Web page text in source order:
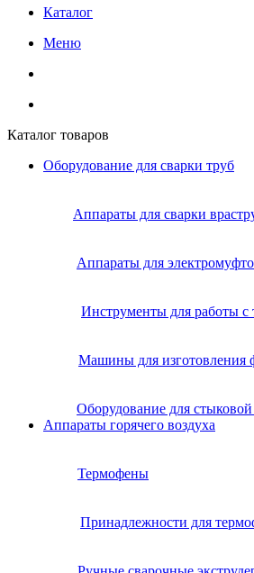
Каталог
Меню
Каталог товаров
Оборудование для сварки труб
Аппараты для сварки
Аппараты для
Инструменты для работы с
Машины для изготовления
Оборудование для
Аппараты горячего воздуха
Термофены
Принадлежности для